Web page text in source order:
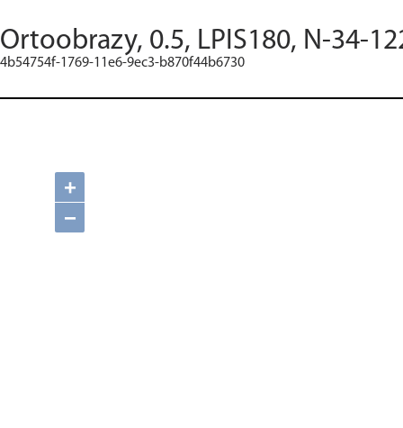
Ortoobrazy, 0.5, LPIS180, N-34-
4b54754f-1769-11e6-9ec3-b870f44b6730
+
−